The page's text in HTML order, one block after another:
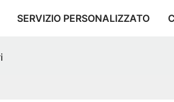
SERVIZIO PERSONALIZZATO